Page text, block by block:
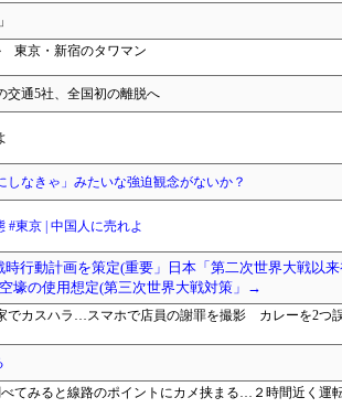
東京・新宿のタワマン
通5社、全国初の離脱へ
なきゃ」みたいな強迫観念がないか？
#東京 | 中国人に売れよ
行動計画を策定(重要」日本「第二次世界大戦以来
壕の使用想定(第三次世界大戦対策」→
でカスハラ…スマホで店員の謝罪を撮影 カレーを2つ
てみると線路のポイントにカメ挟まる…２時間近く運